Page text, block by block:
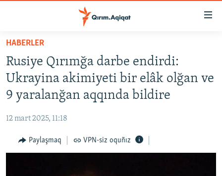
Esas
qaytmaq
Baş
navigatsiyağa
qaytmaq
Qıdıruvğa
SİYASET
İQTİSADİYAT
MEDENİYET
İNSAN AQLARI
HABERLER
Rusiye Qırımğa darbe endirdi:
Ukrayina akimiyeti bir elâk olğan ve
9 yaralanğan aqqında bildire
12 mart 2025, 11:18
Paylaşmaq VPN-siz oquñız